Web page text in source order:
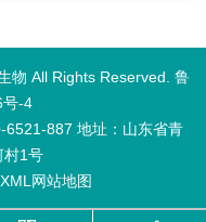
物 All Rights Reserved. 鲁
号-4
6521-887​ 地址：山东省青
村1号
XML 网站地图